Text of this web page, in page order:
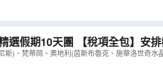
選假期10天團 【稅項全包】安
露里治奧、世界首創360度旋轉
斯)、梵蒂岡、奧地利(茵斯布魯克、施華洛世奇